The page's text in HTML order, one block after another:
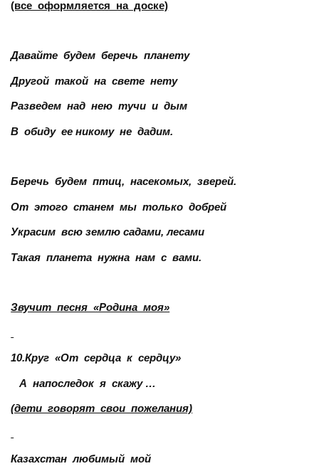
(все оформляется на доске)
Давайте будем беречь планету
Другой такой на свете нету
Разведем над нею тучи и дым
В обиду ее никому не дадим.
Беречь будем птиц, насекомых, зверей.
От этого станем мы только добрей
Украсим всю землю садами, лесами
Такая планета нужна нам с вами.
Звучит песня «Родина моя»
10.Круг «От сердца к сердцу»
А напоследок я скажу …
(дети говорят свои пожелания)
Казахстан любимый мой